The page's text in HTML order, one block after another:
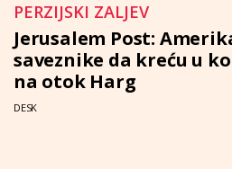
PERZIJSKI ZALJEV
Jerusalem Post:
saveznike da kreću u
na otok Harg
DESK